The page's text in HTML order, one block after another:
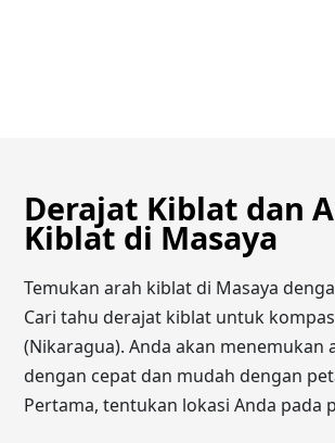
Derajat Kiblat dan
Kiblat di Masaya
Temukan arah kiblat di Masaya
Cari tahu derajat kiblat untuk
(Nikaragua). Anda akan menemukan
dengan cepat dan mudah dengan
Pertama, tentukan lokasi Anda pada